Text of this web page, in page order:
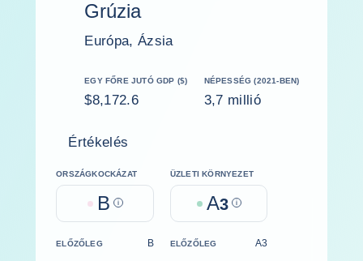
Grúzia
Európa, Ázsia
EGY FŐRE JUTÓ GDP ($)
$8,172.6
NÉPESSÉG (2021-BEN)
3,7 millió
Értékelés
ORSZÁGKOCKÁZAT
B Help
ÜZLETI KÖRNYEZET
A3 Help
ELŐZŐLEG B ELŐZŐLEG A3